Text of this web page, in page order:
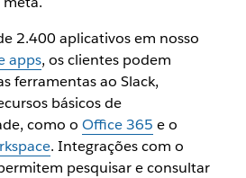
2.400 aplicativos em nosso
apps, os clientes podem
ferramentas ao Slack,
básicos de
como o Office 365 e o
. Integrações com o
pesquisar e consultar